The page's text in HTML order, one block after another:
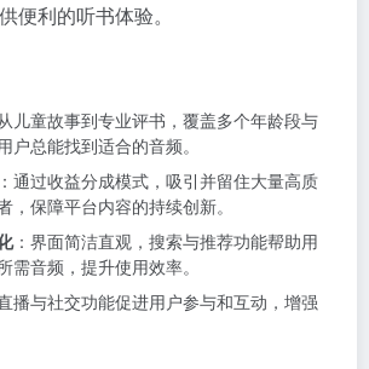
便利的听书体验。
儿童故事到专业评书，覆盖多个年龄段与
户总能找到适合的音频。
：通过收益分成模式，吸引并留住大量高质
，保障平台内容的持续创新。
：界面简洁直观，搜索与推荐功能帮助用
需音频，提升使用效率。
播与社交功能促进用户参与和互动，增强